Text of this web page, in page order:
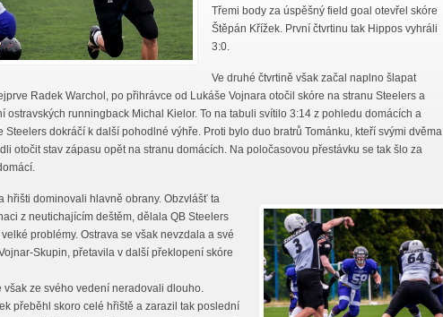
Třemi body za úspěšný field goal otevřel skóre
Štěpán Křížek. První čtvrtinu tak Hippos vyhráli
3:0.
Ve druhé čtvrtině však začal naplno šlapat
Radek Warchol, po přihrávce od Lukáše Vojnara otočil skóre na stranu Steelers a
ostravských runningback Michal Kielor. To na tabuli svítilo 3:14 z pohledu domácích a
Steelers dokráčí k další pohodlné výhře. Proti bylo duo bratrů Tománku, kteří svými dvěma
otočit stav zápasu opět na stranu domácích. Na poločasovou přestávku se tak šlo za
hřišti dominovali hlavně obrany. Obzvlášť ta
z neutichajícím deštěm, dělala QB Steelers
problémy. Ostrava se však nevzdala a své
Skupin, přetavila v další překlopení skóre
však ze svého vedení neradovali dlouho.
přeběhl skoro celé hřiště a zarazil tak poslední